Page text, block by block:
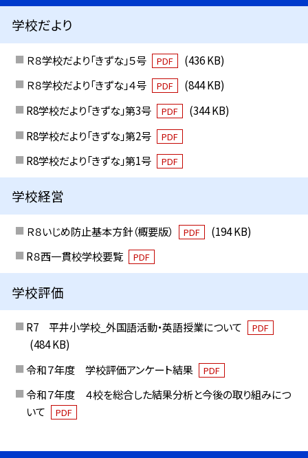
学校だより
Ｒ８学校だより「きずな」５号 PDF
(436 KB)
Ｒ８学校だより「きずな」４号
PDF
(844 KB)
R8学校だより「きずな」第3号
PDF
(344 KB)
R8学校だより「きずな」第2号
PDF
R8学校だより「きずな」第1号 PDF
学校経営
Ｒ８いじめ防止基本方針（概要版） PDF
(194 KB)
R８西一貫校学校要覧
PDF
学校評価
R7 平井小学校_外国語活動・英語授業について PDF
(484 KB)
令和７年度 学校評価アンケート結果
PDF
令和７年度 ４校を総合した結果分析と今後の取り組みにつ
いて
PDF